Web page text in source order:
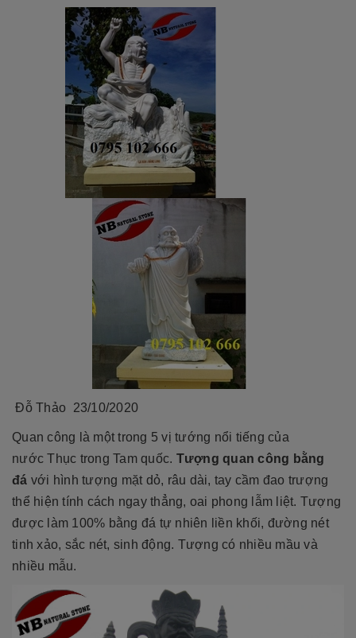
Đỗ Thảo 23/10/2020
Quan công là một trong 5 vị tướng nổi tiếng của
nước Thục trong Tam quốc. Tượng quan công bằng
đá với hình tượng mặt dỏ, râu dài, tay cầm đao trượng
thể hiện tính cách ngay thẳng, oai phong lẫm liệt. Tượng
được làm 100% bằng đá tự nhiên liền khối, đường nét
tinh xảo, sắc nét, sinh động. Tượng có nhiều mầu và
nhiều mẫu.